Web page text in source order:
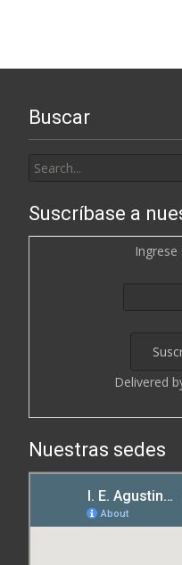
Buscar
for:
Suscríbase a
Ingrese
Delivered
Nuestras sedes